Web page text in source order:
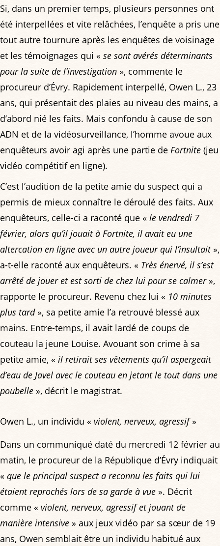
Si, dans un premier temps, plusieurs personnes ont
été interpellées et vite relâchées, l’enquête a pris une
tout autre tournure après les enquêtes de voisinage
et les témoignages qui « se sont avérés déterminants
pour la suite de l’investigation », commente le
procureur d’Évry. Rapidement interpellé, Owen L., 23
ans, qui présentait des plaies au niveau des mains, a
d’abord nié les faits. Mais confondu à cause de son
ADN et de la vidéosurveillance, l’homme avoue aux
enquêteurs avoir agi après une partie de Fortnite (jeu
vidéo compétitif en ligne).
C’est l’audition de la petite amie du suspect qui a
permis de mieux connaître le déroulé des faits. Aux
enquêteurs, celle-ci a raconté que « le vendredi 7
février, alors qu’il jouait à Fortnite, il avait eu une
altercation en ligne avec un autre joueur qui l’insultait»,
a-t-elle raconté aux enquêteurs. « Très énervé, il s’est
arrêté de jouer et est sorti de chez lui pour se calmer»,
rapporte le procureur. Revenu chez lui « 10 minutes
plus tard», sa petite amie l’a retrouvé blessé aux
mains. Entre-temps, il avait lardé de coups de
couteau la jeune Louise. Avouant son crime à sa
petite amie, « il retirait ses vêtements qu’il aspergeait
d’eau de Javel avec le couteau en jetant le tout dans une
poubelle », décrit le magistrat.
Owen L., un individu « violent, nerveux, agressif»
Dans un communiqué daté du mercredi 12 février au
matin, le procureur de la République d’Évry indiquait
« que le principal suspect a reconnu les faits qui lui
étaient reprochés lors de sa garde à vue ». Décrit
comme « violent, nerveux, agressif et jouant de
manière intensive » aux jeux vidéo par sa sœur de 19
ans, Owen semblait être un individu habitué aux